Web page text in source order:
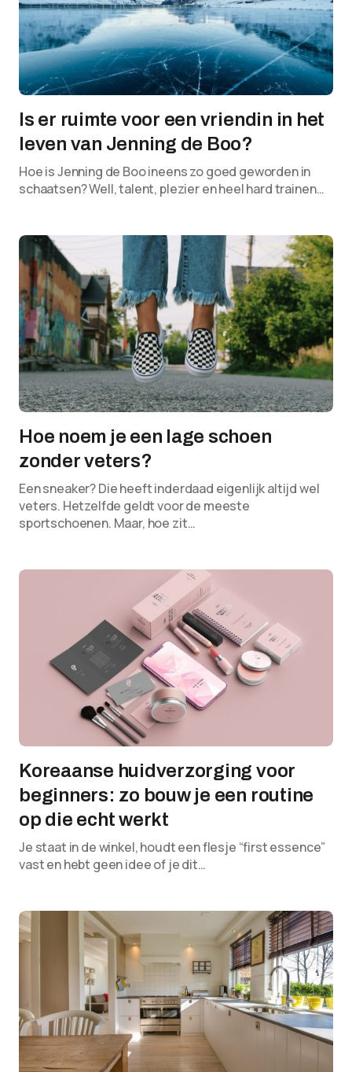
Is er ruimte voor een vriendin in het
leven van Jenning de Boo?
Hoe is Jenning de Boo ineens zo goed geworden in
schaatsen? Well, talent, plezier en heel hard trainen…
Hoe noem je een lage schoen
zonder veters?
Een sneaker? Die heeft inderdaad eigenlijk altijd wel
veters. Hetzelfde geldt voor de meeste
sportschoenen. Maar, hoe zit…
Koreaanse huidverzorging voor
beginners: zo bouw je een routine
op die echt werkt
Je staat in de winkel, houdt een flesje “first essence”
vast en hebt geen idee of je dit…